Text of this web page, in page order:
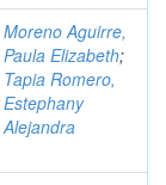
Moreno Aguirre,
Paula Elizabeth;
Tapia Romero,
Estephany
Alejandra